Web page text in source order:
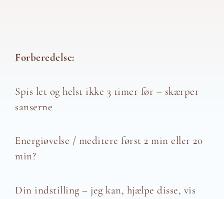
Forberedelse:
Spis let og helst ikke 3 timer før – skærper
sanserne
Energiøvelse / meditere først 2 min eller 20
min?
Din indstilling – jeg kan, hjælpe disse, vis